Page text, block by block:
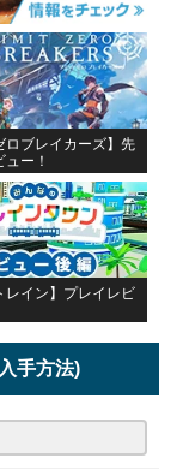
ロブレイカーズ】先
ー！
レイン】プレイレビ
手方法)